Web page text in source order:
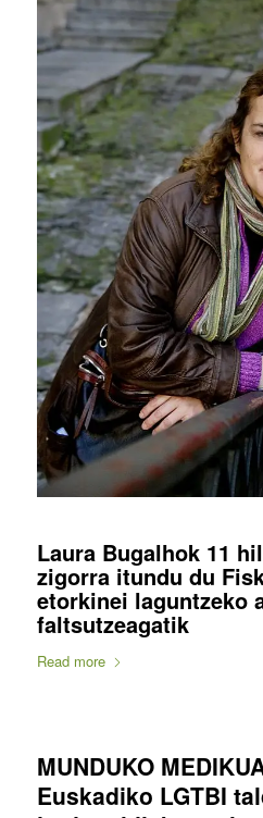
Laura Bugalhok 11
zigorra itundu du
etorkinei laguntzeko
faltsutzeagatik
Read more
MUNDUKO
Euskadiko LGTBI